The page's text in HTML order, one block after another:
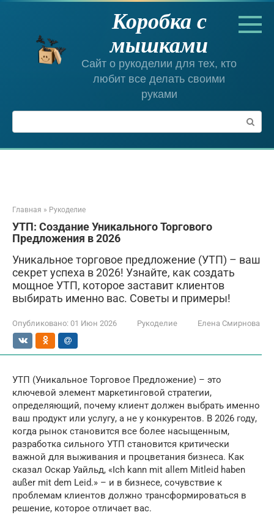
Перейти
Коробка с
мышками
Сайт о рукоделии для тех, кто
любит все делать своими
руками
Поиск:
Главная » Рукоделие
УТП: Создание Уникального Торгового
Предложения в 2026
Уникальное торговое предложение (УТП) – ваш
секрет успеха в 2026! Узнайте, как создать
мощное УТП, которое заставит клиентов
выбирать именно вас. Советы и примеры!
Опубликовано: 01 Июн 2026 Рукоделие Елена Смирнова
УТП (Уникальное Торговое Предложение) – это
ключевой элемент маркетинговой стратегии,
определяющий, почему клиент должен выбрать именно
ваш продукт или услугу, а не у конкурентов. В 2026 году,
когда рынок становится все более насыщенным,
разработка сильного УТП становится критически
важной для выживания и процветания бизнеса. Как
сказал Оскар Уайльд, «Ich kann mit allem Mitleid haben
außer mit dem Leid.» – и в бизнесе, сочувствие к
проблемам клиентов должно трансформироваться в
решение, которое отличает вас.